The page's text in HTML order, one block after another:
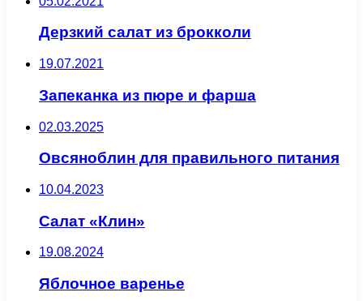
Дерзкий салат из брокколи
19.07.2021
Запеканка из пюре и фарша
02.03.2025
Овсяноблин для правильного питания
10.04.2023
Салат «Клин»
19.08.2024
Яблочное варенье